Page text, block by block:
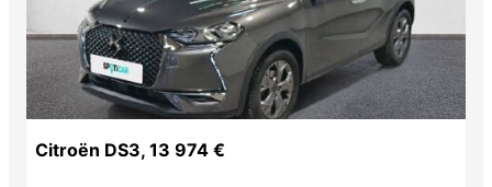
Citroën DS3, 13 974 €